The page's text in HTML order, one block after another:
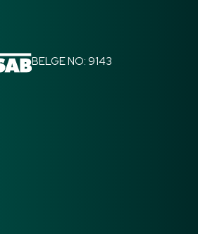
BELGE NO: 9143